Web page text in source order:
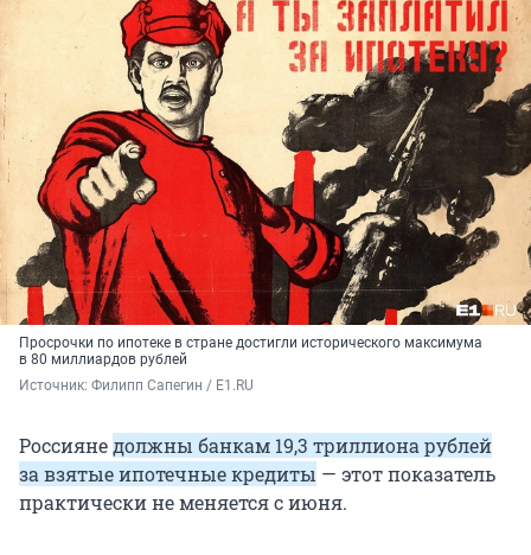
Просрочки по ипотеке в стране достигли исторического максимума
в 80 миллиардов рублей
Источник: Филипп Сапегин / E1.RU
Россиянедолжны банкам 19,3 триллиона рублей
за взятые ипотечные кредиты — этот показатель
практически не меняется с июня.